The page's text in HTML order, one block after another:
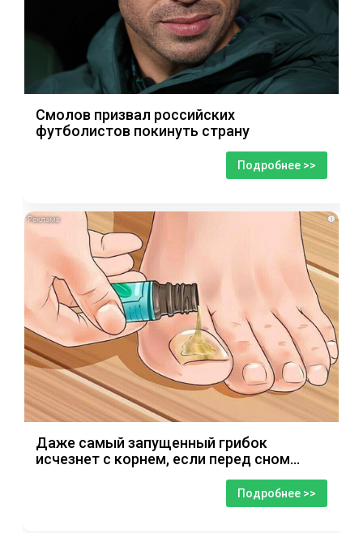
Смолов призвал российских
футболистов покинуть страну
Подробнее >>
i
Даже самый запущенный грибок
исчезнет с корнем, если перед сном…
Подробнее >>